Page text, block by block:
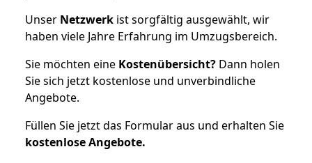
Unser Netzwerk ist sorgfältig ausgewählt, wir
haben viele Jahre Erfahrung im Umzugsbereich.
Sie möchten eine Kostenübersicht? Dann holen
Sie sich jetzt kostenlose und unverbindliche
Angebote.
Füllen Sie jetzt das Formular aus und erhalten Sie
kostenloseAngebote.